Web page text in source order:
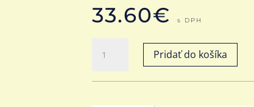
33.60€ s DPH
Šálky
s
Pridať do košíka